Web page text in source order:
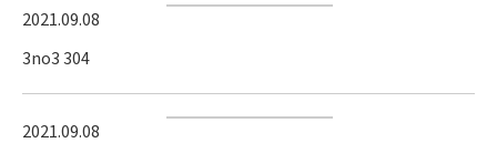
2021.09.08
3no3 304
2021.09.08